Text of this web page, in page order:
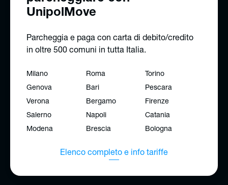
UnipolMove
Parcheggia e paga con carta di debito/credito
in oltre 500 comuni in tutta Italia.
Milano Roma
Torino
Genova
Bari
Pescara
Verona
Bergamo
Firenze
Salerno
Napoli
Catania
Modena
Brescia Bologna
Elenco completo e info tariffe